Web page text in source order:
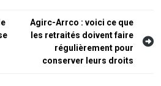
Agirc-Arrco : voici ce que
les retraités doivent faire
régulièrement pour
conserver leurs droits